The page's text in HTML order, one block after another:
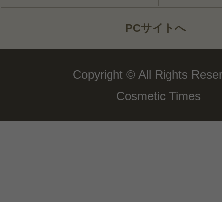
PCサイトへ
Copyright © All Rights
Cosmetic Times